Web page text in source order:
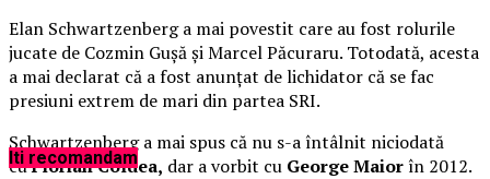
Elan Schwartzenberg a mai povestit care au fost rolurile
jucate de Cozmin Gușă și Marcel Păcuraru. Totodată, acesta
a mai declarat că a fost anunțat de lichidator că se fac
presiuni extrem de mari din partea SRI.
Schwartzenberg a mai spus că nu s-a întâlnit niciodată
cuFlorian Coldea, dar a vorbit cu George Maiorîn 2012.
Iti recomandam